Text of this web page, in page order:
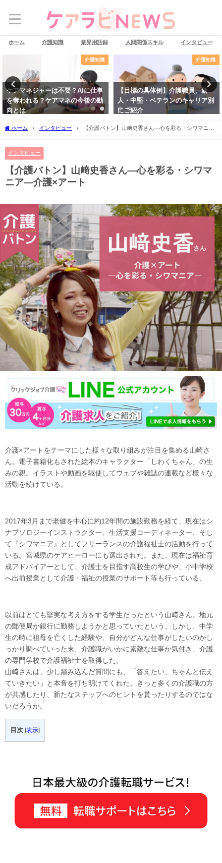
ホーム 介護知識 業界用語録 人間関係スキル インタビュー
介護知識
【目標の具体例】介護職員、新
人・中堅・ベテランのキャリア別
にご紹介
転職ノウハウ
プロ直伝！介護業界の面接に受か
る人・落ちる人6つの特徴とは
ホーム インタビュー
【介護バトン】山﨑史香さん―心を彩る・シワマニア
インタビュー
【介護バトン】山﨑史香さん―心を彩る・シワマ
ニア―介護×アート
介護×アートをテーマにした様々な取り組みが注目を集める山崎さ
ん。電子書籍化もされた絵本のキャラクター「しわくちゃん」の生
みの親。イラストや動画を駆使してウェブや雑誌の連載など様々な
活動を続けている。
2017年3月まで老健を中心に約12年間の施設勤務を経て、現在はシ
ナプソロジーインストラクター、生活支援コーディネーター、そし
て『シワマニア』としてフリーランスの介護福祉士の活動を行って
いる。宮城県のケアヒーローにも選出された。また、現在は福祉育
成アドバイアーとして、介護士を目指す高校生の学びや、小中学校
へ出前授業として介護・福祉の授業のサポート等も行っている。
以前はとても堅実な考え方をする学生だったという山﨑さん。地元
の郵便局か銀行に勤務しようかと思っていたという。しかし、中学
生の時に祖母を亡くした経験や、自分がどんな仕事がしたいのかし
っかり調べていった末、介護職がいかに素敵な仕事か気付き、介護
の専門学校で介護福祉士を取得した。
山﨑さんは、少し踏み込んだ質問にも、「答えたい、ちゃんと伝え
ていきたい」と本音を打ち明けてくれた。きっと多くの介護職の方
が共感したり、新たなステップへのヒントを貰ったりするのではな
いだろうか。
目次 [表示]